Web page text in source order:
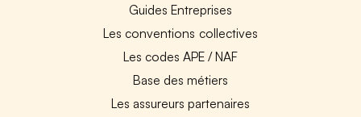
Guides Entreprises
Les conventions collectives
Les codes APE / NAF
Base des métiers
Les assureurs partenaires